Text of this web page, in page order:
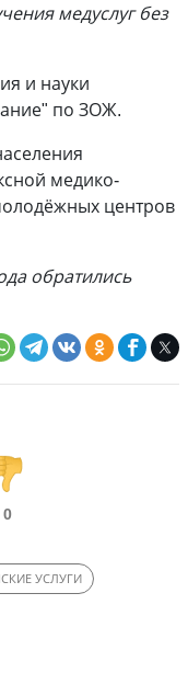
медуслуг без
и науки
по ЗОЖ.
медико-
центров
обратились
0
УСЛУГИ